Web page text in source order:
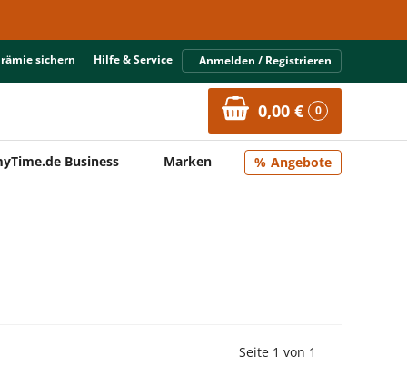
sichern Hilfe & Service Anmelden / Registrieren
0,00 € 0
Business Marken Angebote
Vorherige Seite
Seite 1 von 1